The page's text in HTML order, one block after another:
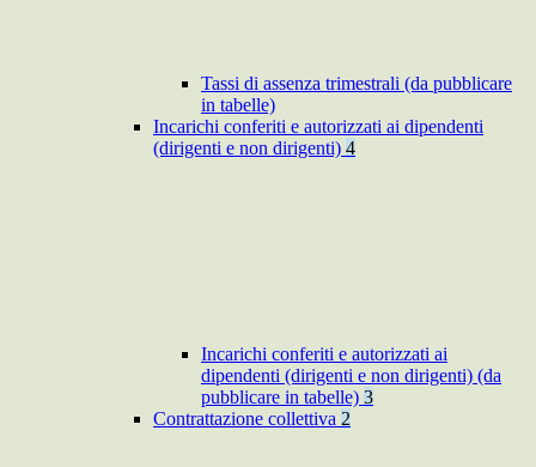
Tassi di assenza trimestrali (da pubblicare
in tabelle)
Incarichi conferiti e autorizzati ai dipendenti
(dirigenti e non dirigenti) 4
Incarichi conferiti e autorizzati ai
dipendenti (dirigenti e non dirigenti) (da
pubblicare in tabelle) 3
Contrattazione collettiva 2